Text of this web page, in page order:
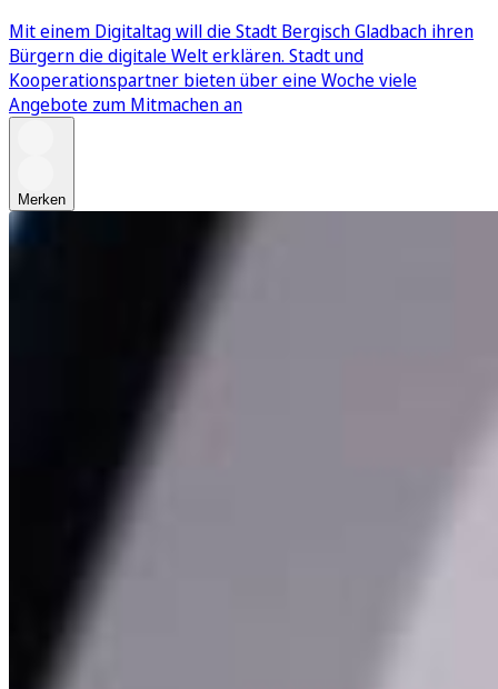
Mit einem Digitaltag will die Stadt Bergisch Gladbach ihren
Bürgern die digitale Welt erklären. Stadt und
Kooperationspartner bieten über eine Woche viele
Angebote zum Mitmachen an
Merken